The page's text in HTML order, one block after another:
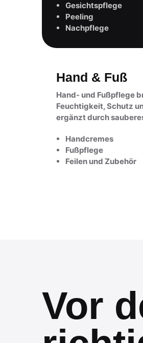
Gesichtspflege
Peeling
Nachpflege
Hand & Fuß
Hand- und Fußpflege
Feuchtigkeit, Schutz
ergänzt durch
Handcremes
Fußpflege
Feilen und Zubehör
Vor